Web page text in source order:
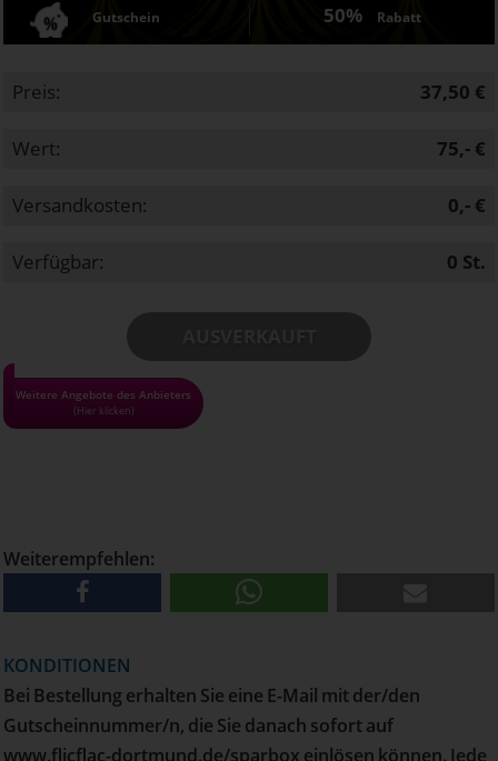
Gutschein 50% Rabatt
Preis: 37,50 €
Wert: 75,- €
Versandkosten: 0,- €
Verfügbar: 0 St.
Weitere Angebote des Anbieters
(Hier klicken)
• Alle Gutscheine und Tickets nur solange der Vorrat reicht!
• Pro Haushalt können maximal 6 Gutscheine bestellt
Weiterempfehlen:
KONDITIONEN
Bei Bestellung erhalten Sie eine E-Mail mit der/den
Gutscheinnummer/n, die Sie danach sofort auf
www.flicflac-dortmund.de/sparbox einlösen können. Jede